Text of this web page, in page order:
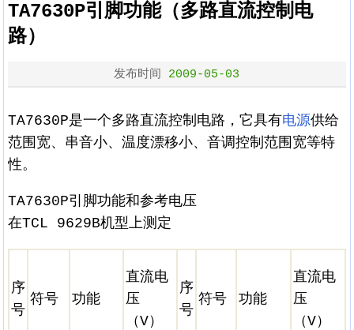
TA7630P引脚功能（多路直流控制电
路）
发布时间 2009-05-03
TA7630P是一个多路直流控制电路，它具有电源供给
范围宽、串音小、温度漂移小、音调控制范围宽等特
性。
TA7630P引脚功能和参考电压
在TCL 9629B机型上测定
序
号
符号 功能
直流电
压
（V）
序
号
符号 功能
直流电
压
（V）